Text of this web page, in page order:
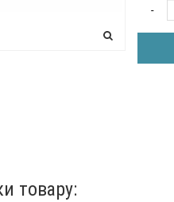
-
товару: